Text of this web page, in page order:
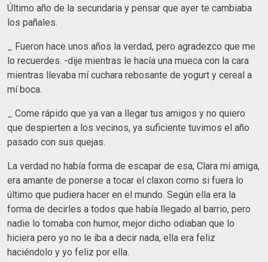
Último año de la secundaria y pensar que ayer te cambiaba
los pañales.
_ Fueron hace unos años la verdad, pero agradezco que me
lo recuerdes. -dije mientras le hacía una mueca con la cara
mientras llevaba mí cuchara rebosante de yogurt y cereal a
mí boca.
_ Come rápido que ya van a llegar tus amigos y no quiero
que despierten a los vecinos, ya suficiente tuvimos el año
pasado con sus quejas.
La verdad no había forma de escapar de esa, Clara mí amiga,
era amante de ponerse a tocar el claxon como si fuera lo
último que pudiera hacer en el mundo. Según ella era la
forma de decirles a todos que había llegado al barrio, pero
nadie lo tomaba con humor, mejor dicho odiaban que lo
hiciera pero yo no le iba a decir nada, ella era feliz
haciéndolo y yo feliz por ella.